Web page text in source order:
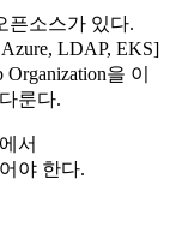
픈소스가 있다.
LDAP, EKS]
을 이
룬다.
서
야 한다.